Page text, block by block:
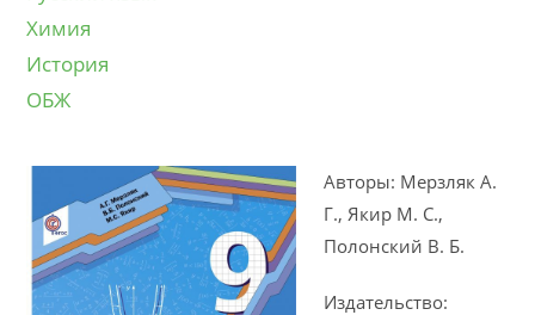
Химия
История
ОБЖ
Авторы: Мерзляк А.
Г., Якир М. С.,
Полонский В. Б.
Издательство: